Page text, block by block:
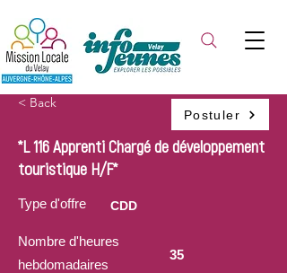
< Back
Postuler
*L 116 Apprenti Chargé de développement
touristique H/F*
Type d'offre CDD
Nombre d'heures
hebdomadaires
35